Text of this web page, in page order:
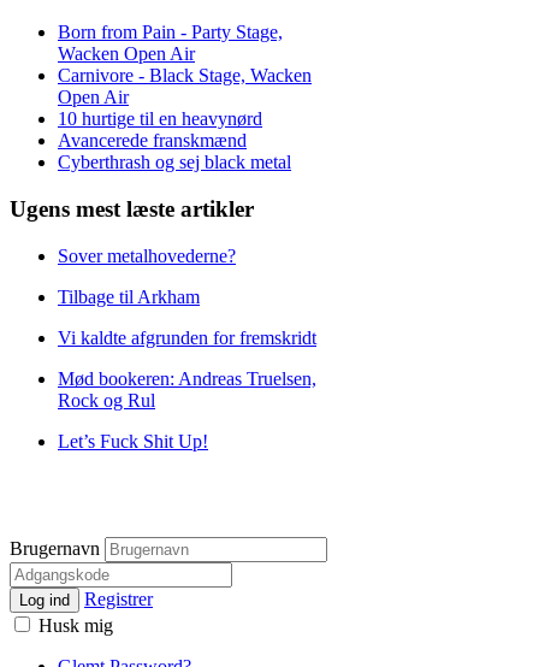
Born from Pain - Party Stage,
Wacken Open Air
Carnivore - Black Stage, Wacken
Open Air
10 hurtige til en heavynørd
Avancerede franskmænd
Cyberthrash og sej black metal
Ugens mest læste artikler
Sover metalhovederne?
Tilbage til Arkham
Vi kaldte afgrunden for fremskridt
Mød bookeren: Andreas Truelsen,
Rock og Rul
Let’s Fuck Shit Up!
Brugernavn
Log ind
Registrer
Husk mig